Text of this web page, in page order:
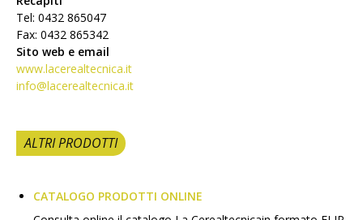
Tel: 0432 865047
Fax: 0432 865342
Sito web e email
www.lacerealtecnica.it
info@lacerealtecnica.it
ALTRI PRODOTTI
CATALOGO PRODOTTI ONLINE